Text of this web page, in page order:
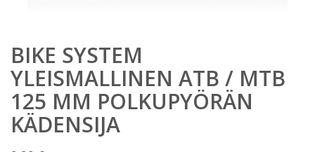
BIKE SYSTEM
YLEISMALLINEN ATB / MTB
125 MM POLKUPYÖRÄN
KÄDENSIJA